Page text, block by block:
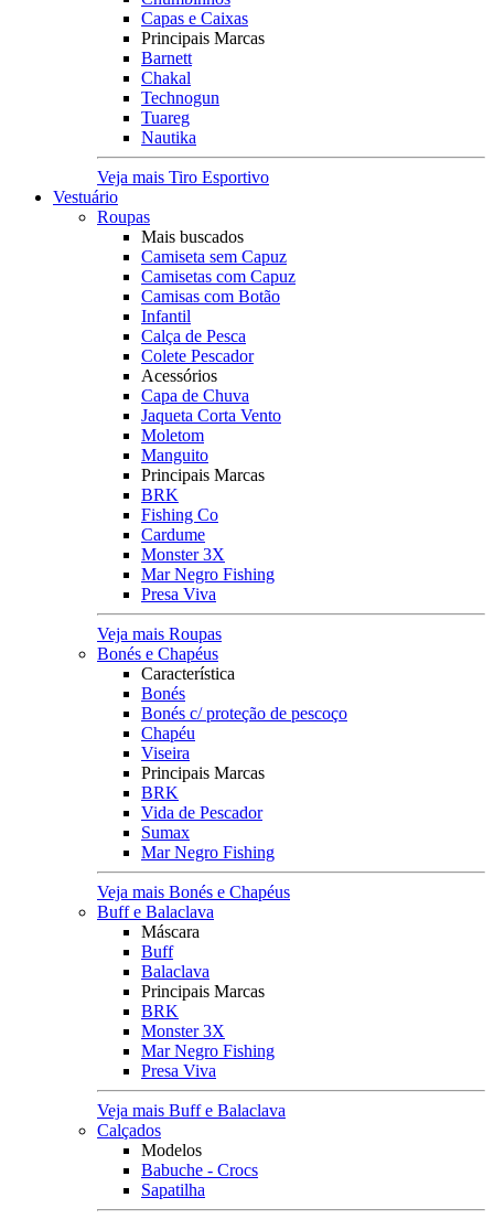
Capas e Caixas
Principais Marcas
Barnett
Chakal
Technogun
Tuareg
Nautika
Veja mais Tiro Esportivo
Vestuário
Roupas
Mais buscados
Camiseta sem Capuz
Camisetas com Capuz
Camisas com Botão
Infantil
Calça de Pesca
Colete Pescador
Acessórios
Capa de Chuva
Jaqueta Corta Vento
Moletom
Manguito
Principais Marcas
BRK
Fishing Co
Cardume
Monster 3X
Mar Negro Fishing
Presa Viva
Veja mais Roupas
Bonés e Chapéus
Característica
Bonés
Bonés c/ proteção de pescoço
Chapéu
Viseira
Principais Marcas
BRK
Vida de Pescador
Sumax
Mar Negro Fishing
Veja mais Bonés e Chapéus
Buff e Balaclava
Máscara
Buff
Balaclava
Principais Marcas
BRK
Monster 3X
Mar Negro Fishing
Presa Viva
Veja mais Buff e Balaclava
Calçados
Modelos
Babuche - Crocs
Sapatilha